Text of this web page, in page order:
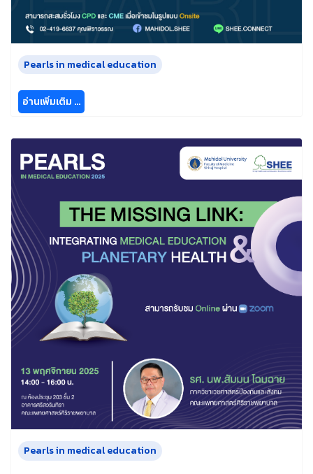
Pearls in medical education
อ่านเพิ่มเติม …
Pearls in medical education